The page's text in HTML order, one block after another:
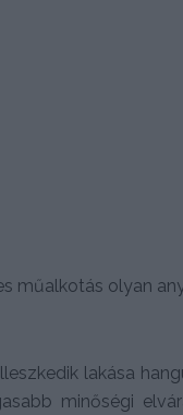
műalkotás olyan
lakása
minőségi